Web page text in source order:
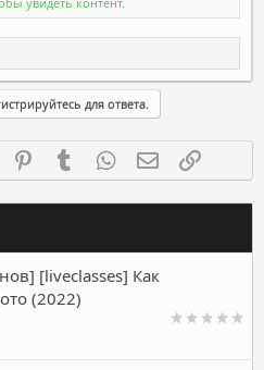
для ответа.
Reddit PinterestTumblr WhatsAppЭлектронная
[liveclasses] Как
(2022)